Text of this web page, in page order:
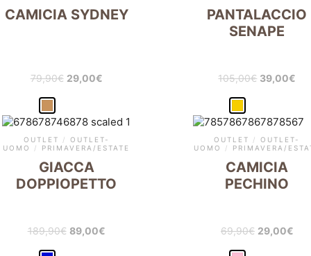
PANTALACCIO
SENAPE
105,00€ 39,00€
CAMICIA SYDNEY
79,90€ 29,00€
OUTLET /
OUTLET-
UOMO
/ PRIMAVERA/
CAMICIA
PECHINO
69,90€ 29,00€
OUTLET /
OUTLET-
UOMO
/ PRIMAVERA/ESTATE
GIACCA
DOPPIOPETTO
189,90€ 89,00€